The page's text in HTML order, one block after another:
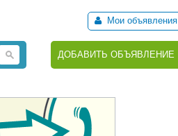
Мои объявления
ДОБАВИТЬ ОБЪЯВЛЕНИЕ